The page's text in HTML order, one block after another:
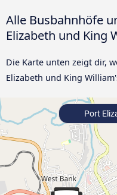
Alle Busbahnhöfe
Elizabeth und King
Die Karte unten zeigt dir,
Elizabeth und King
Port